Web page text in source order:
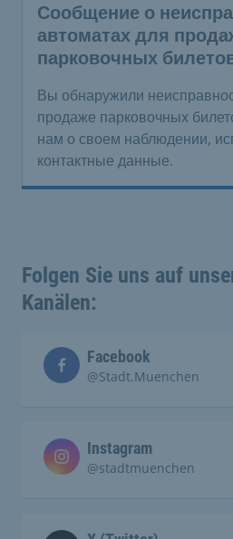
Сообщение о
автоматах для
парковочных
Вы обнаружили
продаже парковочных
нам о своем наблюдении,
контактные данные.
Folgen Sie uns auf
Kanälen:
Facebook
@Stadt.Muenchen
Instagram
@stadtmuenchen